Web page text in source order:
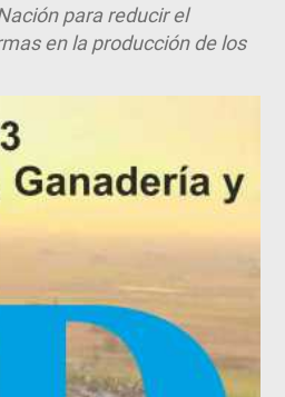
para reducir el
en la producción de los